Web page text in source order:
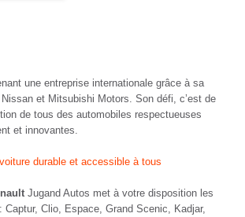
une entreprise internationale grâce à sa
et Mitsubishi Motors. Son défi, c’est de
de tous des automobiles respectueuses
et innovantes.
durable et accessible à tous
Jugand Autos met à votre disposition les
Captur, Clio, Espace, Grand Scenic, Kadjar,